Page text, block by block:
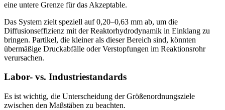
eine untere Grenze für das Akzeptable.
Das System zielt speziell auf 0,20–0,63 mm ab, um die
Diffusionseffizienz mit der Reaktorhydrodynamik in Einklang zu
bringen. Partikel, die kleiner als dieser Bereich sind, könnten
übermäßige Druckabfälle oder Verstopfungen im Reaktionsrohr
verursachen.
Labor- vs. Industriestandards
Es ist wichtig, die Unterscheidung der Größenordnungsziele
zwischen den Maßstäben zu beachten.